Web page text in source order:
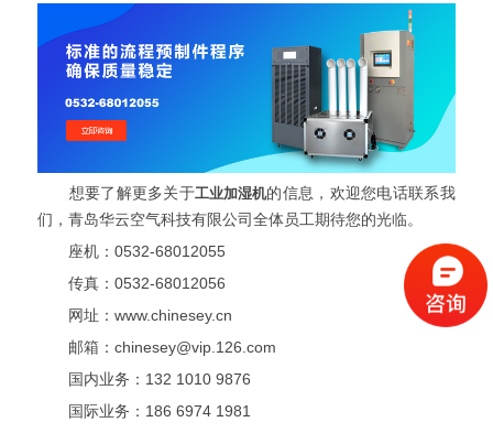
想要了解更多关于工业加湿机的信息，欢迎您电话联系我
们，青岛华云空气科技有限公司全体员工期待您的光临。
座机：0532-68012055
传真：0532-68012056
网址：www.chinesey.cn
邮箱：chinesey@vip.126.com
国内业务：132 1010 9876
国际业务：186 6974 1981